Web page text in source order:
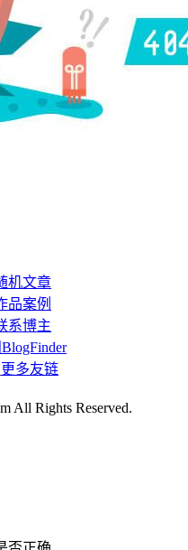
机文章
品案例
系博主
BlogFinder
更多友链
All Rights Reserved.